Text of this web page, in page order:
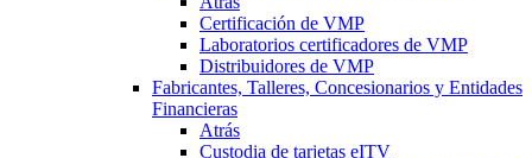
Certificación de VMP
Laboratorios certificadores de VMP
Distribuidores de VMP
Fabricantes, Talleres, Concesionarios y Entidades
Financieras
Atrás
Custodia de tarjetas eITV